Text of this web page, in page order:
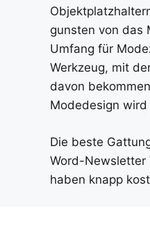
gunsten von das
Umfang für
Werkzeug, mit
davon
Modedesign
Die beste
Word-Newsletter
haben knapp